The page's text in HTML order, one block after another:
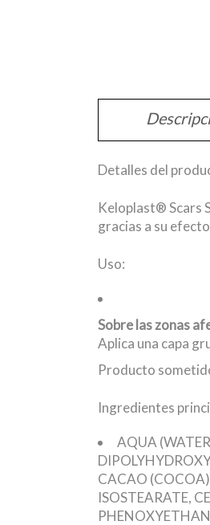
Detalles del
Keloplast® Scars
gracias a su
Uso:
Sobre las zonas
Aplica una capa
Producto
Ingredientes
AQUA
CACAO (COCOA)
ISOSTEARATE,